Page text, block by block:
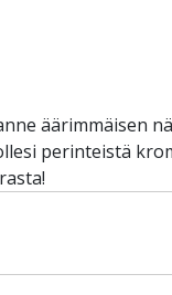
äärimmäisen
perinteistä